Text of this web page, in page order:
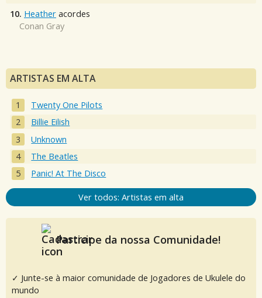
10. Heather acordes
Conan Gray
ARTISTAS EM ALTA
Twenty One Pilots
Billie Eilish
Unknown
The Beatles
Panic! At The Disco
Ver todos: Artistas em alta
Participe da nossa Comunidade!
✓ Junte-se à maior comunidade de Jogadores de Ukulele do
mundo